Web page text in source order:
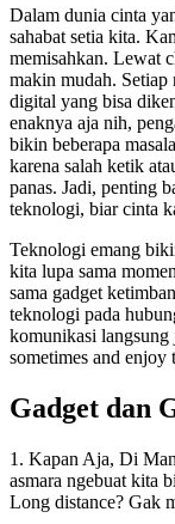
Dalam dunia cinta
sahabat setia kita.
memisahkan. Lewat
makin mudah. Setiap
digital yang bisa
enaknya aja nih,
bikin beberapa
karena salah ketik
panas. Jadi, penting
teknologi, biar cinta
Teknologi emang
kita lupa sama
sama gadget
teknologi pada
komunikasi langsung
sometimes and enjoy
Gadget dan
1. Kapan Aja, Di
asmara ngebuat kita
Long distance? Gak